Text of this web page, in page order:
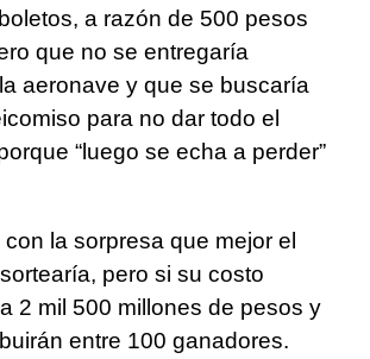
a razón de 500 pesos
que no se entregaría
aeronave y que se buscaría
para no dar todo el
“luego se echa a perder”
la sorpresa que mejor el
pero si su costo
2 mil 500 millones de pesos y
entre 100 ganadores.